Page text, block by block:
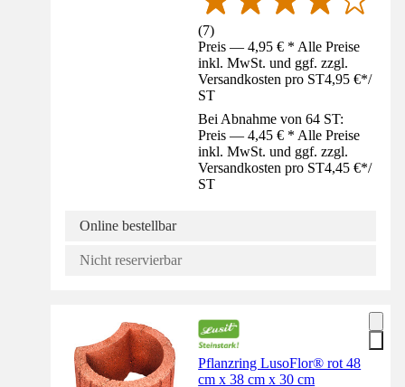
(7)
Preis — 4,95 € * Alle Preise
inkl. MwSt. und ggf. zzgl.
Versandkosten pro ST4,95 €*/
ST
Bei Abnahme von 64 ST:
Preis — 4,45 € * Alle Preise
inkl. MwSt. und ggf. zzgl.
Versandkosten pro ST4,45 €*/
ST
Online bestellbar
Nicht reservierbar
Pflanzring LusoFlor® rot 48
cm x 38 cm x 30 cm